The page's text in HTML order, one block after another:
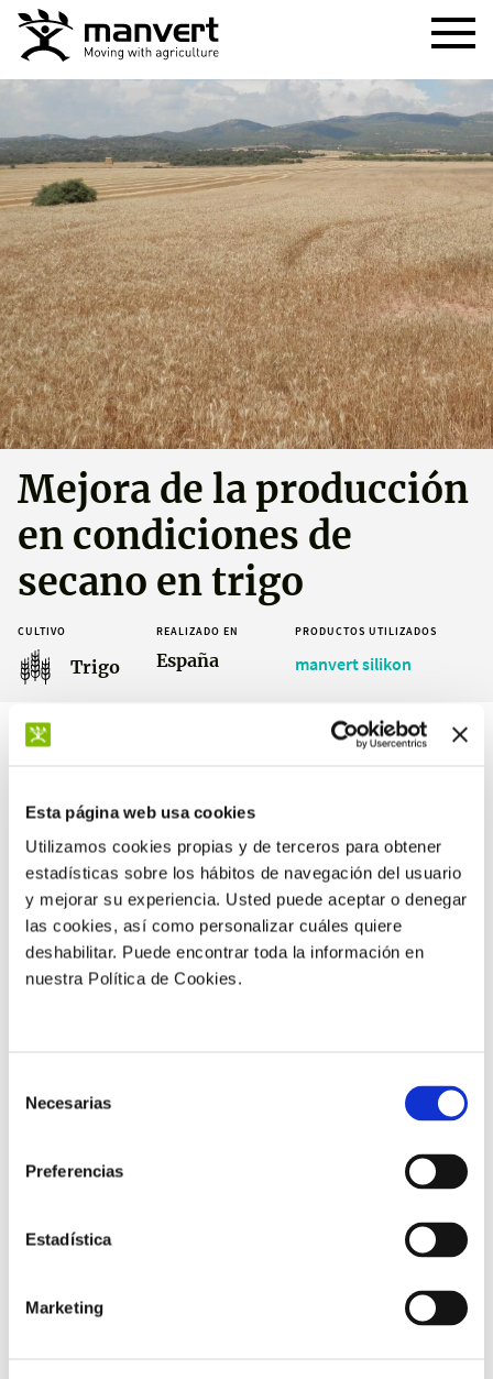
Esta página web usa cookies
Utilizamos cookies propias y de terceros para obtener
estadísticas sobre los hábitos de navegación del usuario
y mejorar su experiencia. Usted puede aceptar o denegar
las cookies, así como personalizar cuáles quiere
deshabilitar. Puede encontrar toda la información en
nuestra Política de Cookies.
Necesarias
Preferencias
Estadística
Marketing
Mejora de la producción
en condiciones de
secano en trigo
CULTIVO
Trigo
REALIZADO EN
España
PRODUCTOS UTILIZADOS
manvert silikon
+14 %